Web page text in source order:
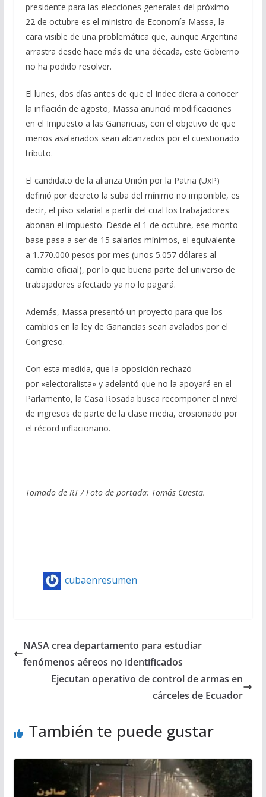
presidente para las elecciones generales del próximo
22 de octubre es el ministro de Economía Massa, la
cara visible de una problemática que, aunque Argentina
arrastra desde hace más de una década, este Gobierno
no ha podido resolver.
El lunes, dos días antes de que el Indec diera a conocer
la inflación de agosto, Massa anunció modificaciones
en el Impuesto a las Ganancias, con el objetivo de que
menos asalariados sean alcanzados por el cuestionado
tributo.
El candidato de la alianza Unión por la Patria (UxP)
definió por decreto la suba del mínimo no imponible, es
decir, el piso salarial a partir del cual los trabajadores
abonan el impuesto. Desde el 1 de octubre, ese monto
base pasa a ser de 15 salarios mínimos, el equivalente
a 1.770.000 pesos por mes (unos 5.057 dólares al
cambio oficial), por lo que buena parte del universo de
trabajadores afectado ya no lo pagará.
Además, Massa presentó un proyecto para que los
cambios en la ley de Ganancias sean avalados por el
Congreso.
Con esta medida, que la oposición rechazó
por «electoralista» y adelantó que no la apoyará en el
Parlamento, la Casa Rosada busca recomponer el nivel
de ingresos de parte de la clase media, erosionado por
el récord inflacionario.
Tomado de RT / Foto de portada: Tomás Cuesta.
cubaenresumen
NASA crea departamento para estudiar
fenómenos aéreos no identificados
Ejecutan operativo de control de armas en
cárceles de Ecuador
También te puede gustar